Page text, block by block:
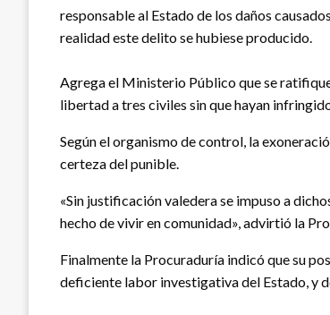
responsable al Estado de los daños
realidad este delito se hubiese producido.
Agrega el Ministerio Público que se
libertad a tres civiles sin que hayan
Según el organismo de control, la
certeza del punible.
«Sin justificación valedera se impuso a
hecho de vivir en comunidad», advirtió la
Finalmente la Procuraduría indicó que su
deficiente labor investigativa del Estado, y